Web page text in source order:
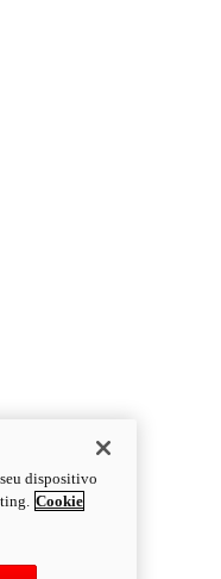
dispositivo
Cookie